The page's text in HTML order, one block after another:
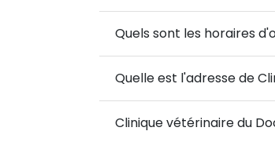
Quels sont les horaires
Quelle est l'adresse de
Clinique vétérinaire du